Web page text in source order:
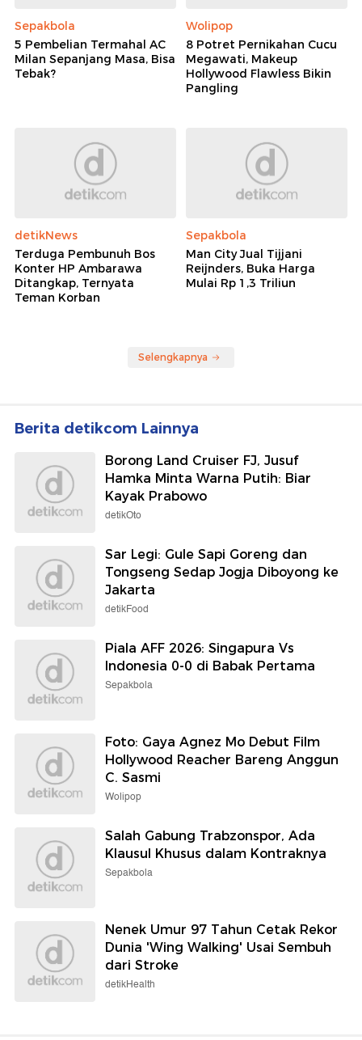
Sepakbola
5 Pembelian Termahal AC
Milan Sepanjang Masa, Bisa
Tebak?
Wolipop
8 Potret Pernikahan Cucu
Megawati, Makeup
Hollywood Flawless Bikin
Pangling
detikNews
Terduga Pembunuh Bos
Konter HP Ambarawa
Ditangkap, Ternyata
Teman Korban
Sepakbola
Man City Jual Tijjani
Reijnders, Buka Harga
Mulai Rp 1,3 Triliun
Selengkapnya
Berita detikcom Lainnya
Borong Land Cruiser FJ, Jusuf
Hamka Minta Warna Putih: Biar
Kayak Prabowo
detikOto
Sar Legi: Gule Sapi Goreng dan
Tongseng Sedap Jogja Diboyong ke
Jakarta
detikFood
Piala AFF 2026: Singapura Vs
Indonesia 0-0 di Babak Pertama
Sepakbola
Foto: Gaya Agnez Mo Debut Film
Hollywood Reacher Bareng Anggun
C. Sasmi
Wolipop
Salah Gabung Trabzonspor, Ada
Klausul Khusus dalam Kontraknya
Sepakbola
Nenek Umur 97 Tahun Cetak Rekor
Dunia 'Wing Walking' Usai Sembuh
dari Stroke
detikHealth